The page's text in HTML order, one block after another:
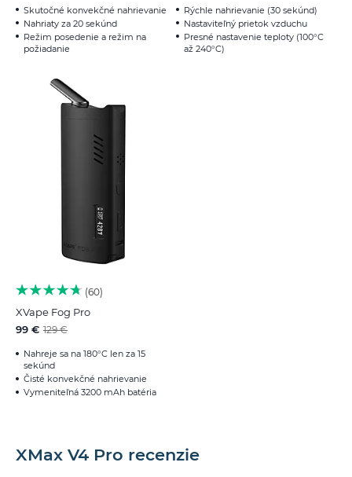
Skutočné konvekčné nahrievanie
Nahriaty za 20 sekúnd
Režim posedenie a režim na
požiadanie
Rýchle nahrievanie (30 sekúnd)
Nastaviteľný prietok vzduchu
Presné nastavenie teploty (100°C
až 240°C)
60
XVape Fog Pro
99 € 129 €
Nahreje sa na 180°C len za 15
sekúnd
Čisté konvekčné nahrievanie
Vymeniteľná 3200 mAh batéria
XMax V4 Pro recenzie